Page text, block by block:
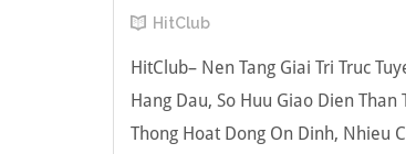
HitClub
HitClub– Nen Tang Giai Tri Truc
Hang Dau, So Huu Giao Dien Than
Thong Hoat Dong On Dinh, Nhieu